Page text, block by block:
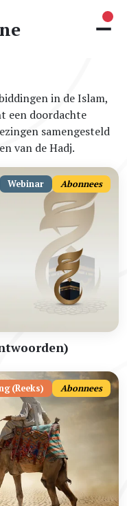
in de Islam,
een doordachte
samengesteld
van de Hadj.
Webinar Abonnees
(Reeks) Abonnees